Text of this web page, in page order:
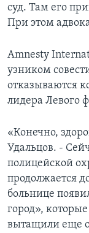
суд. Там его
При этом
Amnesty
узником
отказываются
лидера Левого
«Конечно,
Удальцов. -
полицейской
продолжается
больнице
город»,
вытащили еще